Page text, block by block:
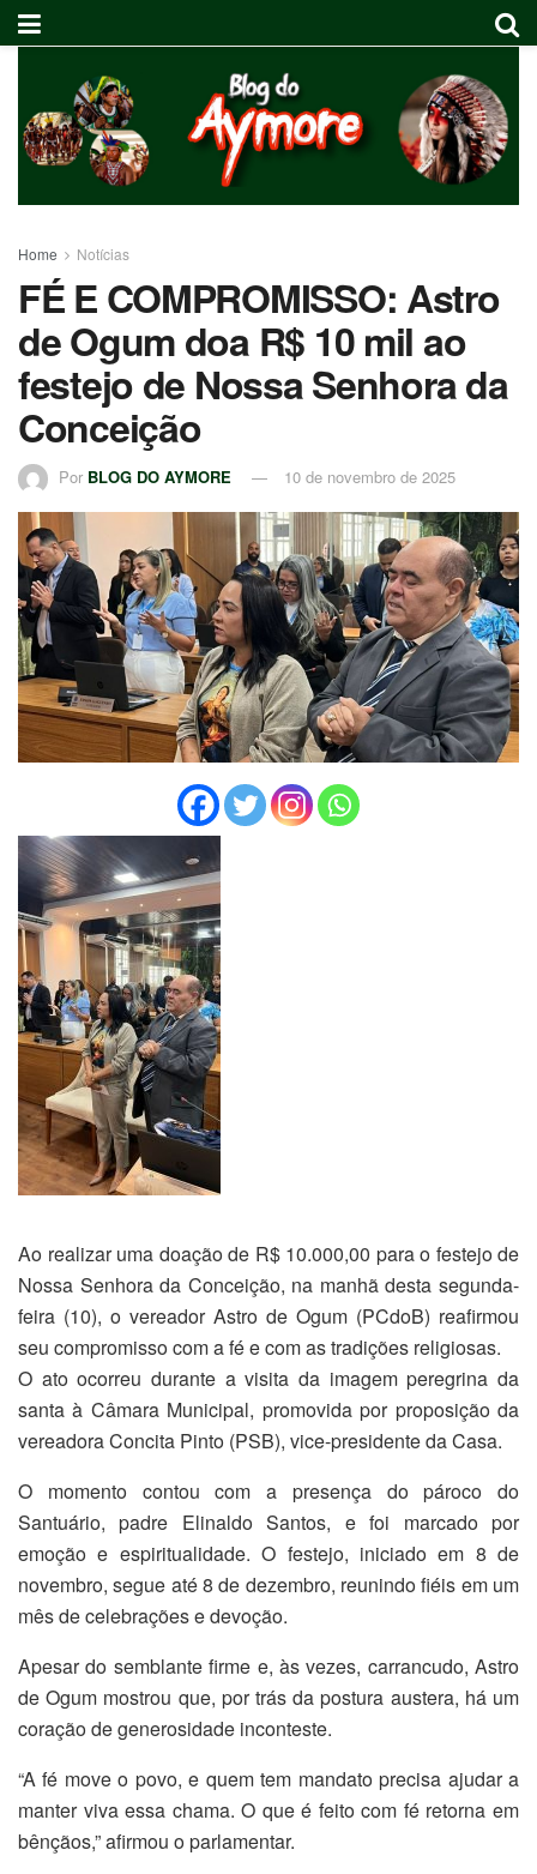
Home Notícias
FÉ E COMPROMISSO: Astro
de Ogum doa R$ 10 mil ao
festejo de Nossa Senhora da
Conceição
Por BLOG DO AYMORE 10 de novembro de 2025
Ao realizar uma doação de R$ 10.000,00 para o festejo de
Nossa Senhora da Conceição, na manhã desta segunda-
feira (10), o vereador Astro de Ogum (PCdoB) reafirmou
seu compromisso com a fé e com as tradições religiosas.
O ato ocorreu durante a visita da imagem peregrina da
santa à Câmara Municipal, promovida por proposição da
vereadora Concita Pinto (PSB), vice-presidente da Casa.
O momento contou com a presença do pároco do
Santuário, padre Elinaldo Santos, e foi marcado por
emoção e espiritualidade. O festejo, iniciado em 8 de
novembro, segue até 8 de dezembro, reunindo fiéis em um
mês de celebrações e devoção.
Apesar do semblante firme e, às vezes, carrancudo, Astro
de Ogum mostrou que, por trás da postura austera, há um
coração de generosidade inconteste.
“A fé move o povo, e quem tem mandato precisa ajudar a
manter viva essa chama. O que é feito com fé retorna em
bênçãos,” afirmou o parlamentar.